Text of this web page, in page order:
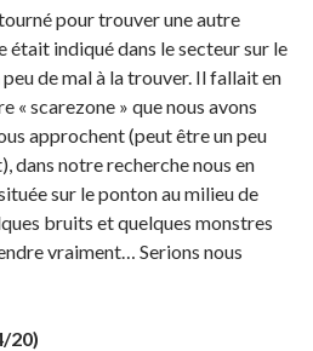
pour trouver une autre
indiqué dans le secteur sur le
de mal à la trouver. Il fallait en
« scarezone » que nous avons
approchent (peut être un peu
dans notre recherche nous en
sur le ponton au milieu de
bruits et quelques monstres
vraiment… Serions nous
20)